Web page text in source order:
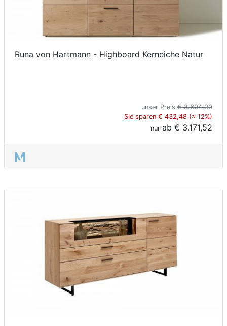
Runa von Hartmann - Highboard Kerneiche Natur
unser Preis € 3.604,00
Sie sparen € 432,48 (≈ 12%)
nur ab € 3.171,52